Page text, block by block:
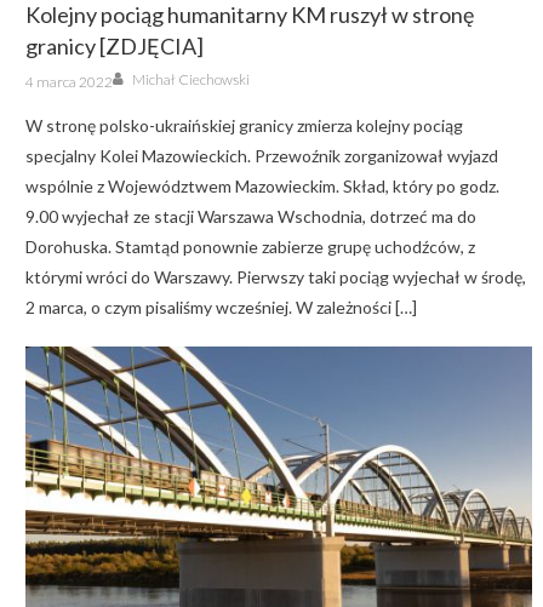
Kolejny pociąg humanitarny KM ruszył w stronę
granicy [ZDJĘCIA]
Posted
on
4 marca 2022 Author
Michał Ciechowski
W stronę polsko-ukraińskiej granicy zmierza kolejny pociąg
specjalny Kolei Mazowieckich. Przewoźnik zorganizował wyjazd
wspólnie z Województwem Mazowieckim. Skład, który po godz.
9.00 wyjechał ze stacji Warszawa Wschodnia, dotrzeć ma do
Dorohuska. Stamtąd ponownie zabierze grupę uchodźców, z
którymi wróci do Warszawy. Pierwszy taki pociąg wyjechał w środę,
2 marca, o czym pisaliśmy wcześniej. W zależności […]